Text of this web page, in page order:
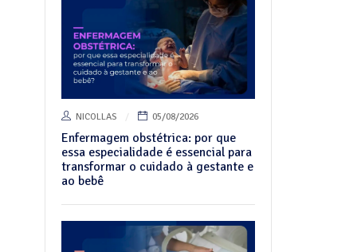
NICOLLAS 05/08/2026
Enfermagem obstétrica: por que
essa especialidade é essencial para
transformar o cuidado à gestante e
ao bebê